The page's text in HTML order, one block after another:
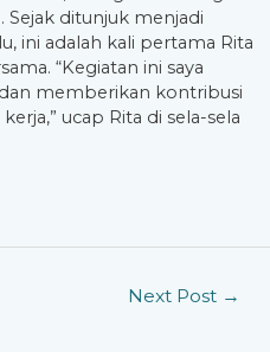
Sejak ditunjuk menjadi
ini adalah kali pertama Rita
“Kegiatan ini saya
memberikan kontribusi
ucap Rita di sela-sela
Next Post →